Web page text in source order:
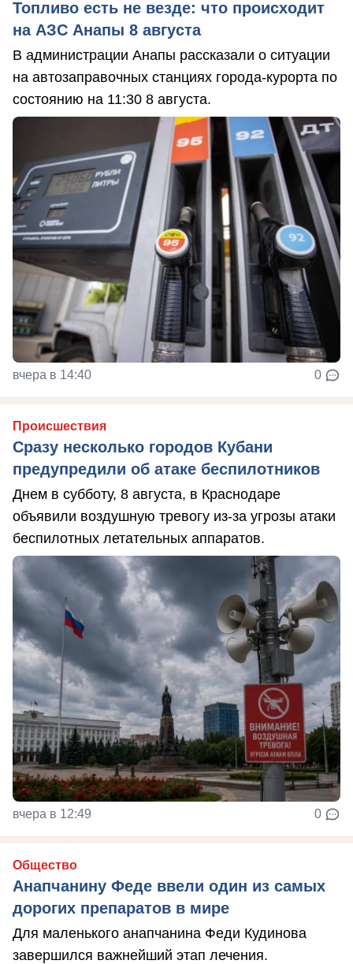
Топливо есть не везде: что происходит
на АЗС Анапы 8 августа
В администрации Анапы рассказали о ситуации
на автозаправочных станциях города-курорта по
состоянию на 11:30 8 августа.
вчера в 14:40 0
Происшествия
Сразу несколько городов Кубани
предупредили об атаке беспилотников
Днем в субботу, 8 августа, в Краснодаре
объявили воздушную тревогу из-за угрозы атаки
беспилотных летательных аппаратов.
вчера в 12:49 0
Общество
Анапчанину Феде ввели один из самых
дорогих препаратов в мире
Для маленького анапчанина Феди Кудинова
завершился важнейший этап лечения.